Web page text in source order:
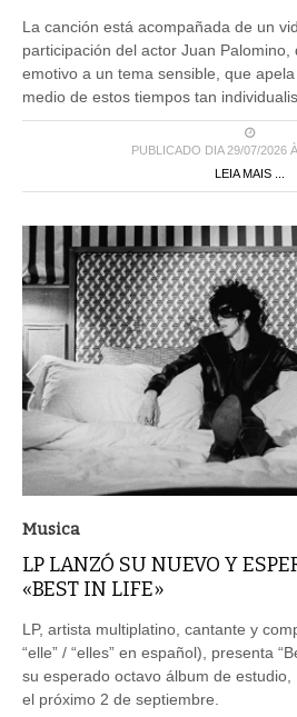
La canción está acompañada de un
participación del actor Juan
emotivo a un tema sensible, que
medio de estos tiempos tan
PUBLICADO DIA 29/07/2026
LEIA MAIS ...
Musica
LP LANZÓ SU NUEVO Y
«BEST IN LIFE»
LP, artista multiplatino, cantante y
“elle” / “elles” en español), presenta
su esperado octavo álbum de
el próximo 2 de septiembre.